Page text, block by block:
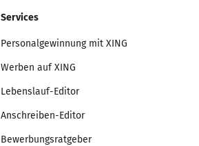
Services
Personalgewinnung mit XING
Werben auf XING
Lebenslauf-Editor
Anschreiben-Editor
Bewerbungsratgeber